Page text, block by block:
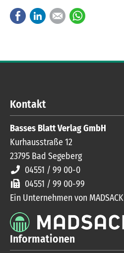
FacebookLinkedInE-mail
Kontakt
Basses Blatt Verlag GmbH
Kurhausstraße 12
23795 Bad Segeberg
04551 / 99 00-0
04551 / 99 00-99
Ein Unternehmen von MADSACK
Informationen